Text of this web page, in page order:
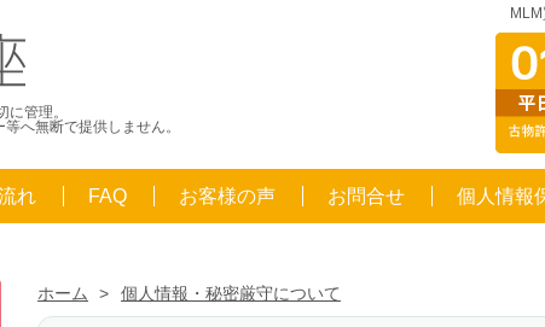
管理。
へ無断で提供しません。
れ FAQ お客様の声 お問合せ 個人情報
ホーム > 個人情報・秘密厳守について